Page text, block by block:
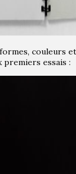
couleurs
premiers essais :